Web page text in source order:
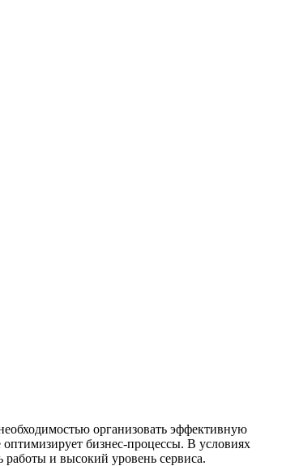
организовать эффективную
оптимизирует бизнес-процессы. В условиях
работы и высокий уровень сервиса.